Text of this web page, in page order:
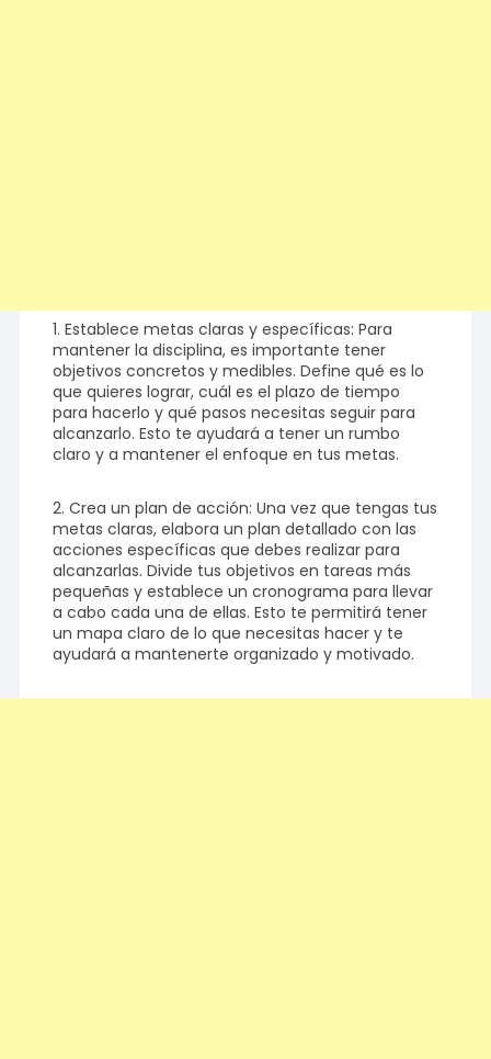
1. Establece metas claras y específicas: Para
mantener la disciplina, es importante tener
objetivos concretos y medibles. Define qué es lo
que quieres lograr, cuál es el plazo de tiempo
para hacerlo y qué pasos necesitas seguir para
alcanzarlo. Esto te ayudará a tener un rumbo
claro y a mantener el enfoque en tus metas.
2. Crea un plan de acción: Una vez que tengas tus
metas claras, elabora un plan detallado con las
acciones específicas que debes realizar para
alcanzarlas. Divide tus objetivos en tareas más
pequeñas y establece un cronograma para llevar
a cabo cada una de ellas. Esto te permitirá tener
un mapa claro de lo que necesitas hacer y te
ayudará a mantenerte organizado y motivado.